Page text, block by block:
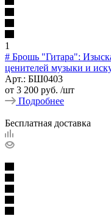
1
# Брошь "Гитара":
ценителей музыки и
Арт.: БШ0403
от 3 200 руб. /шт
Подробнее
Бесплатная доставка